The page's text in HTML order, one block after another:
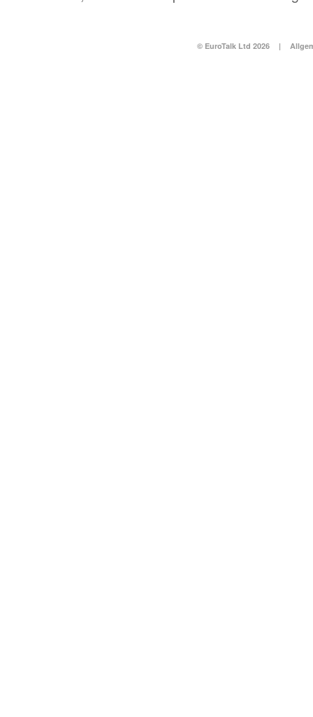
© EuroTalk Ltd 2026 |